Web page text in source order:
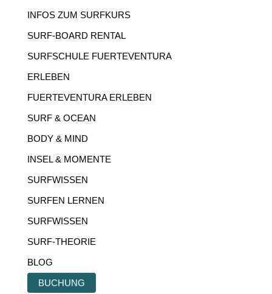
INFOS ZUM SURFKURS
SURF-BOARD RENTAL
SURFSCHULE FUERTEVENTURA
ERLEBEN
FUERTEVENTURA ERLEBEN
SURF & OCEAN
BODY & MIND
INSEL & MOMENTE
SURFWISSEN
SURFEN LERNEN
SURFWISSEN
SURF-THEORIE
BLOG
BUCHUNG